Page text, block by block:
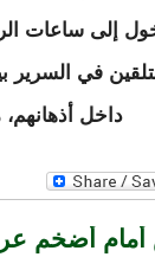
إلى ساعات
في السرير
داخل
أمام أضخم